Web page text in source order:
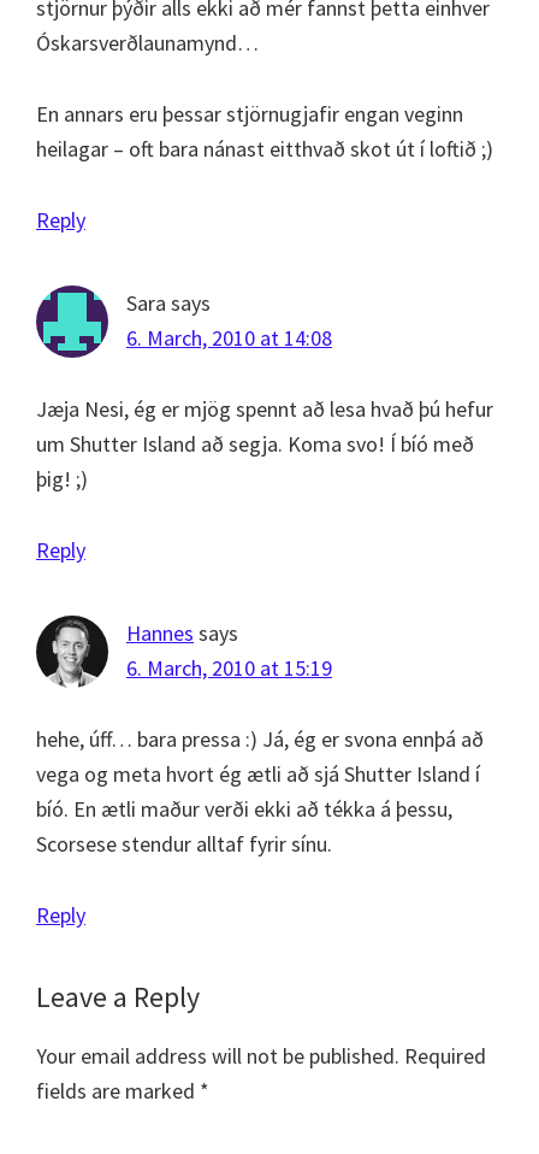
stjörnur þýðir alls ekki að mér fannst þetta einhver
Óskarsverðlaunamynd…
En annars eru þessar stjörnugjafir engan veginn
heilagar – oft bara nánast eitthvað skot út í loftið ;)
Reply
Sara says
6. March, 2010 at 14:08
Jæja Nesi, ég er mjög spennt að lesa hvað þú hefur
um Shutter Island að segja. Koma svo! Í bíó með
þig! ;)
Reply
Hannes says
6. March, 2010 at 15:19
hehe, úff… bara pressa :) Já, ég er svona ennþá að
vega og meta hvort ég ætli að sjá Shutter Island í
bíó. En ætli maður verði ekki að tékka á þessu,
Scorsese stendur alltaf fyrir sínu.
Reply
Leave a Reply
Your email address will not be published. Required
fields are marked *